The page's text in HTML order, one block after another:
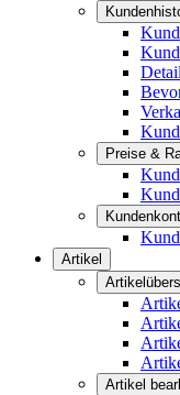
Preise &
Artikel
Artikel